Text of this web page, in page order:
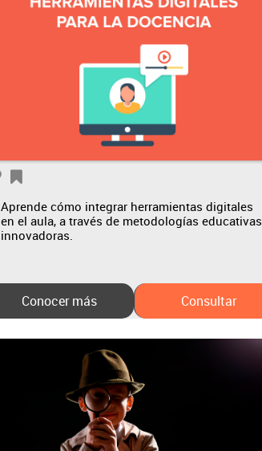
Aprende cómo integrar herramientas digitales
en el aula, a través de metodologías educativas
innovadoras.
Conocer más Consultar